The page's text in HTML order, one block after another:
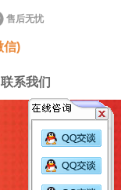
售后无忧
信)
联系我们